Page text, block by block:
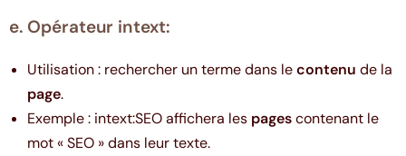
e. Opérateur intext:
Utilisation: rechercher un terme dans lecontenu de la
page.
Exemple: intext:SEO affichera les pagescontenant le
mot « SEO » dans leur texte.